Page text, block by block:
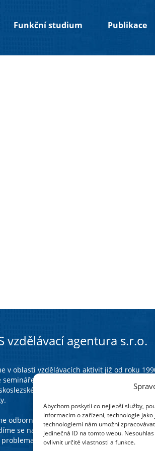
Abychom poskytli co nejlepší služby,
informacím o zařízení, technologie
technologiemi nám umožní
jedinečná ID na tomto webu.
ovlivnit určité vlastnosti a funkce.
Funkční studium Publikace
vzdělávací agentura s.r.o.
v oblasti vzdělávacích aktivit již od roku
semináře a připravujeme studijní programy
kraji a také ve většině krajských
odborné publikace se zaměřením na
se na legislativní změny,
škol a školských zařízení.